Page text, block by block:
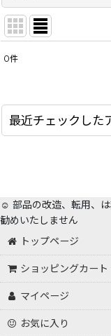
0件
最近チェックした
☺️ 部品の改造、転用、
勧めいたしません
トップページ
ショッピングカート
マイページ
お気に入り